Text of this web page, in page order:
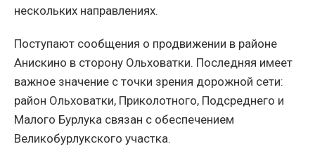
нескольких направлениях.
Поступают сообщения о продвижении в районе
Анискино в сторону Ольховатки. Последняя имеет
важное значение с точки зрения дорожной сети:
район Ольховатки, Приколотного, Подсреднего и
Малого Бурлука связан с обеспечением
Великобурлукского участка.